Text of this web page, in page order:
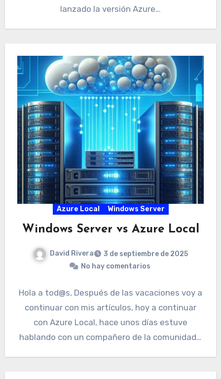
lanzado la versión Azure…
Azure Local Windows Server
Windows Server vs Azure Local
David Rivera
3 de septiembre de 2025
No hay comentarios
Hola a tod@s, Después de las vacaciones voy a
continuar con mis artículos, hoy a continuar
con Azure Local, hace unos días estuve
hablando con un compañero de la comunidad…